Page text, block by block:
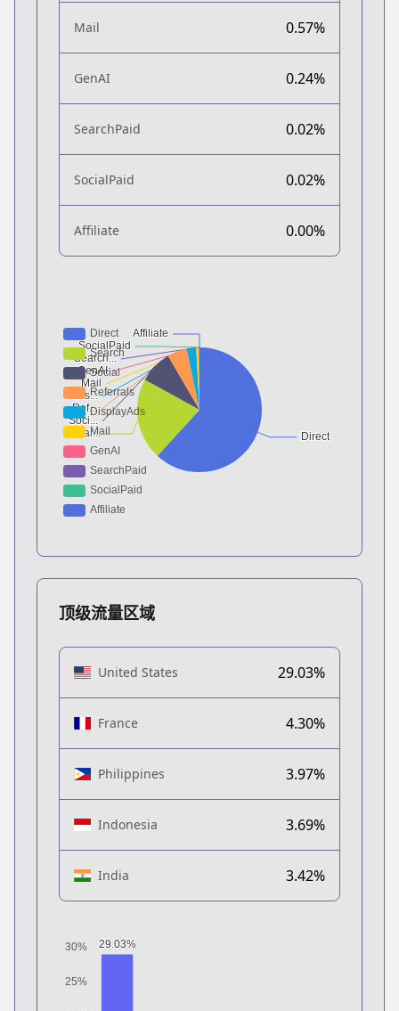
Mail 0.57%
GenAI 0.24%
SearchPaid 0.02%
SocialPaid 0.02%
Affiliate 0.00%
顶级流量区域
United States 29.03%
France 4.30%
Philippines 3.97%
Indonesia 3.69%
India 3.42%